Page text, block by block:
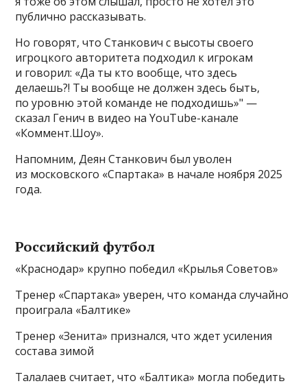
публично рассказывать.
Но говорят, что Станкович с высоты своего
игроцкого авторитета подходил к игрокам
и говорил: «Да ты кто вообще, что здесь
делаешь?! Ты вообще не должен здесь быть,
по уровню этой команде не подходишь»" —
сказал Генич в видео на YouTube-канале
«Коммент.Шоу».
Напомним, Деян Станкович был уволен
из московского «Спартака» в начале ноября 2025
года.
Российский футбол
«Краснодар» крупно победил «Крылья Советов»
Тренер «Спартака» уверен, что команда случайно
проиграла «Балтике»
Тренер «Зенита» признался, что ждет усиления
состава зимой
Талалаев считает, что «Балтика» могла победить